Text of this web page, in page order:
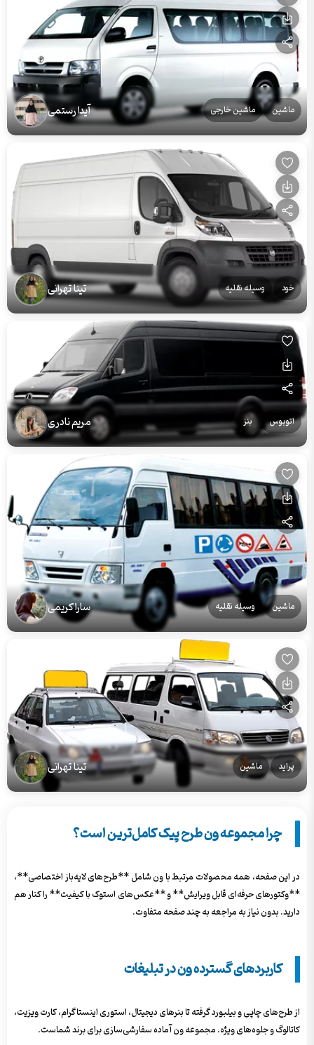
ماشین ماشین خارجی آیدا رستمی
خود وسیله نقلیه تینا تهرانی
اتوبوس بنز مریم نادری
ماشین وسیله نقلیه سارا کریمی
پراید ماشین تینا تهرانی
چرا مجموعه ون طرح پیک کامل‌ترین است؟
در این صفحه، همه محصولات مرتبط با ون شامل **طرح‌های لایه‌باز اختصاصی**،
**وکتورهای حرفه‌ای قابل ویرایش** و **عکس‌های استوک با کیفیت** را کنار هم
دارید. بدون نیاز به مراجعه به چند صفحه متفاوت.
کاربردهای گسترده ون در تبلیغات
از طرح‌های چاپی و بیلبورد گرفته تا بنرهای دیجیتال، استوری اینستاگرام، کارت ویزیت،
کاتالوگ و جلوه‌های ویژه. مجموعه ون آماده سفارشی‌سازی برای برند شماست.